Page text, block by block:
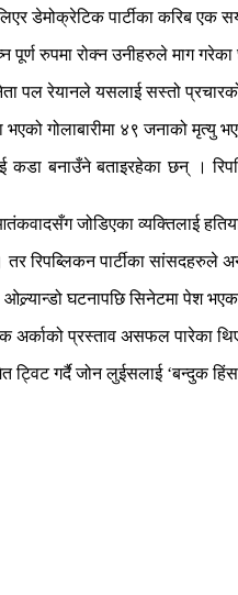
डेमोक्रेटिक पार्टीका करिब
पूर्ण रुपमा रोक्न उनीहरुले माग
पल रेयानले यसलाई सस्तो
गोलाबारीमा ४९ जनाको मृत्यु
बनाउँने बताइरहेका छन् ।
जोडिएका व्यक्तिलाई
रिपब्लिकन पार्टीका सांसदहरुले
घटनापछि सिनेटमा पेश
अर्काको प्रस्ताव असफल पारेका
गर्दै जोन लुईसलाई ‘बन्दुक